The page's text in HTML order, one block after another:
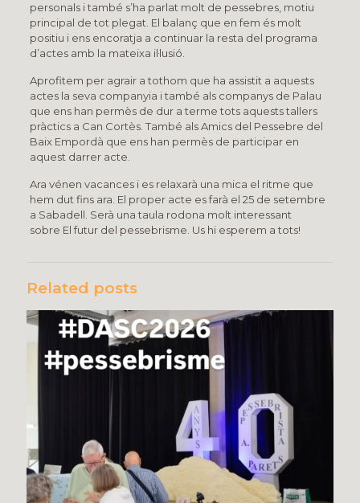
personals i també s’ha parlat molt de pessebres, motiu
principal de tot plegat. El balanç que en fem és molt
positiu i ens encoratja a continuar la resta del programa
d’actes amb la mateixa il·lusió.
Aprofitem per agrair a tothom que ha assistit a aquests
actes la seva companyia i també als companys de Palau
que ens han permès de dur a terme tots aquests tallers
pràctics a Can Cortès. També als Amics del Pessebre del
Baix Empordà que ens han permès de participar en
aquest darrer acte.
Ara vénen vacances i es relaxarà una mica el ritme que
hem dut fins ara. El proper acte es farà el 25 de setembre
a Sabadell. Serà una taula rodona molt interessant
sobre El futur del pessebrisme. Us hi esperem a tots!
Related posts